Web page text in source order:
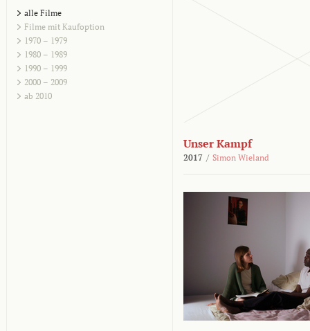
alle Filme
Filme mit Kaufoption
1970 – 1979
1980 – 1989
1990 – 1999
2000 – 2009
ab 2010
Unser Kampf
2017 / Simon Wieland